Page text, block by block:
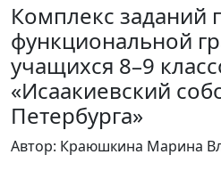
Комплекс заданий
функциональной
учащихся 8–9
«Исаакиевский
Петербурга»
Автор: Краюшкина Марина